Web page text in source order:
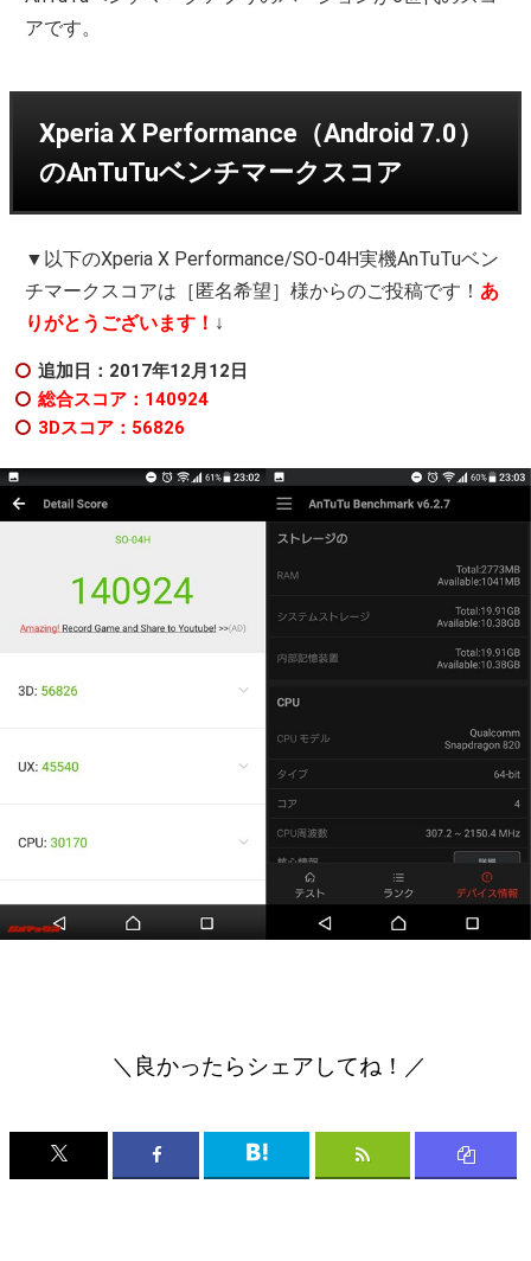
アです。
Xperia X Performance（Android 7.0）
のAnTuTuベンチマークスコア
▼以下のXperia X Performance/SO-04H実機AnTuTuベン
チマークスコアは［匿名希望］様からのご投稿です！ あ
りがとうございます！ ↓
追加日：2017年12月12日
総合スコア：140924
3Dスコア：56826
＼良かったらシェアしてね！／